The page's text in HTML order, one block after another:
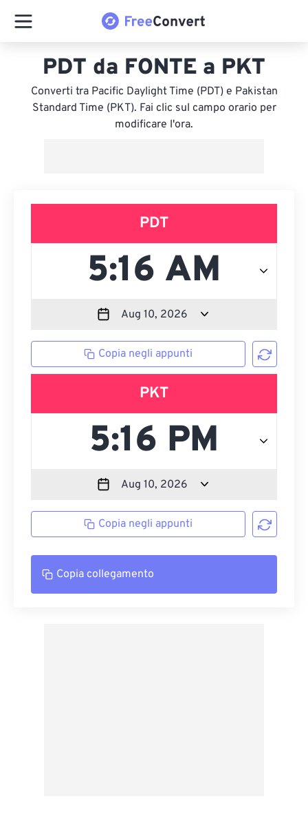
PDT da FONTE a PKT
Converti tra Pacific Daylight Time (PDT) e Pakistan
Standard Time (PKT). Fai clic sul campo orario per
modificare l'ora.
PDT
Copia negli appunti
PKT
Copia negli appunti
Copia collegamento